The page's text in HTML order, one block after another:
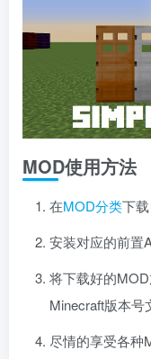
MOD使用方法
在MOD分类下
安装对应的前置
将下载好的
Minecraft版本号
尽情的享受各种